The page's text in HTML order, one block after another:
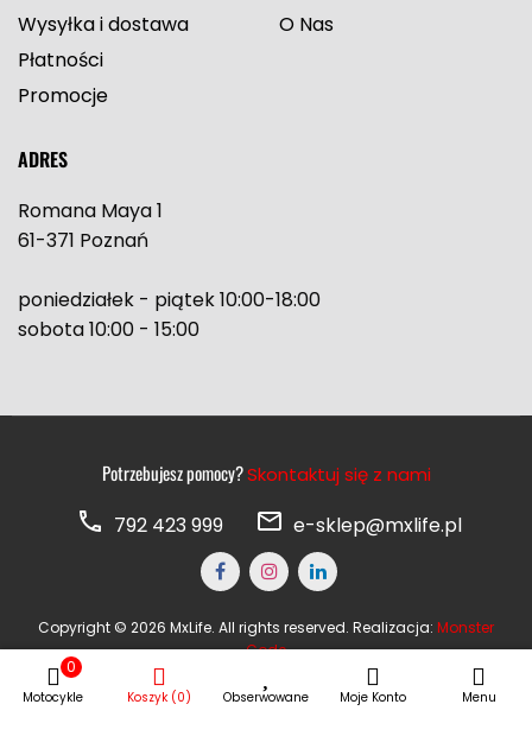
Wysyłka i dostawa
Płatności
Promocje
O Nas
ADRES
Romana Maya 1
61-371 Poznań
poniedziałek - piątek 10:00-18:00
sobota 10:00 - 15:00
Motocykle
0
Koszyk (0) Obserwowane Moje Konto Menu
Potrzebujesz pomocy?Skontaktuj się z nami
792 423 999 e-sklep@mxlife.pl
Copyright © 2026 MxLife. All rights reserved. Realizacja: Monster
Code